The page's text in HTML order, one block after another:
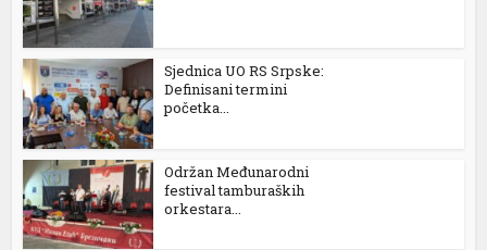
Sjednica UO RS Srpske:
Definisani termini
početka...
Održan Međunarodni
festival tamburaških
orkestara...